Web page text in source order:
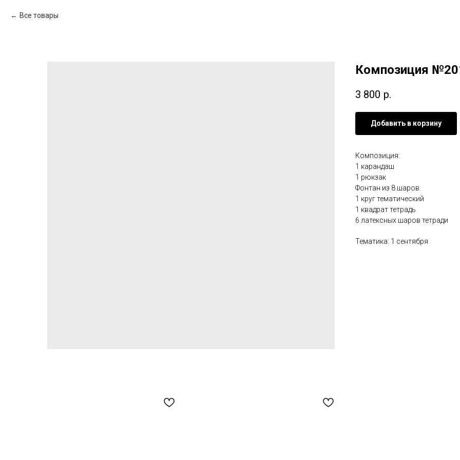
Все товары
Композиция
3 800 р.
Добавить в корзину
Композиция:
1 карандаш
1 рюкзак
Фонтан из 8 шаров:
1 круг тематический
1 квадрат тетрадь
6 латексных шаров тетради
Тематика: 1 сентября